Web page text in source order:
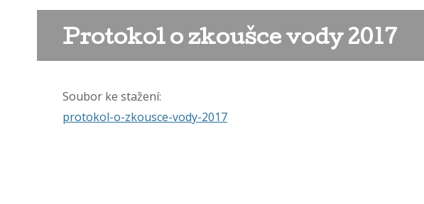
Protokol o zkoušce vody 2017
Soubor ke stažení:
protokol-o-zkousce-vody-2017